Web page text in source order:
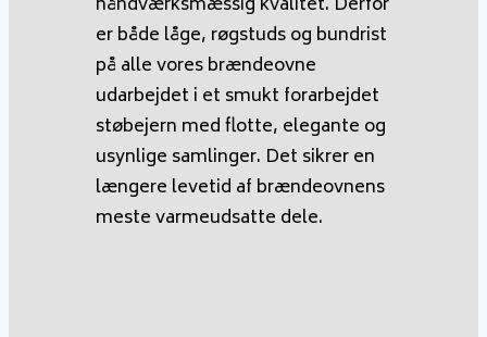
er både låge, røgstuds og bundrist
på alle vores brændeovne
udarbejdet i et smukt forarbejdet
støbejern med flotte, elegante og
usynlige samlinger. Det sikrer en
længere levetid af brændeovnens
meste varmeudsatte dele.